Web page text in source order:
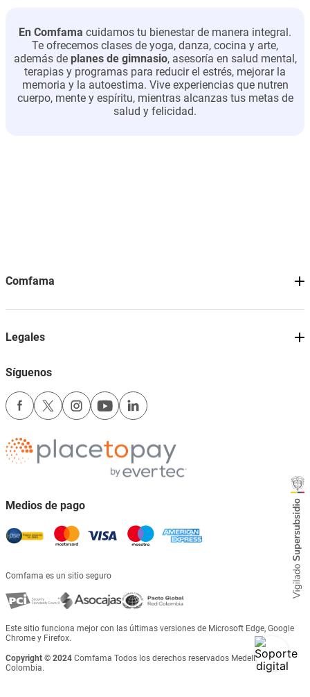
En Comfama cuidamos tu bienestar de manera integral.
Te ofrecemos clases de yoga, danza, cocina y arte,
además de planes de gimnasio, asesoría en salud mental,
terapias y programas para reducir el estrés, mejorar la
memoria y la autoestima. Vive experiencias que nutren
cuerpo, mente y espíritu, mientras alcanzas tus metas de
salud y felicidad.
Comfama
Legales
Síguenos
Medios de pago
Comfama es un sitio seguro
Este sitio funciona mejor con las últimas versiones de Microsoft Edge, Google
Chrome y Firefox.
Copyright © 2024 Comfama Todos los derechos reservados Medellín -
Colombia.